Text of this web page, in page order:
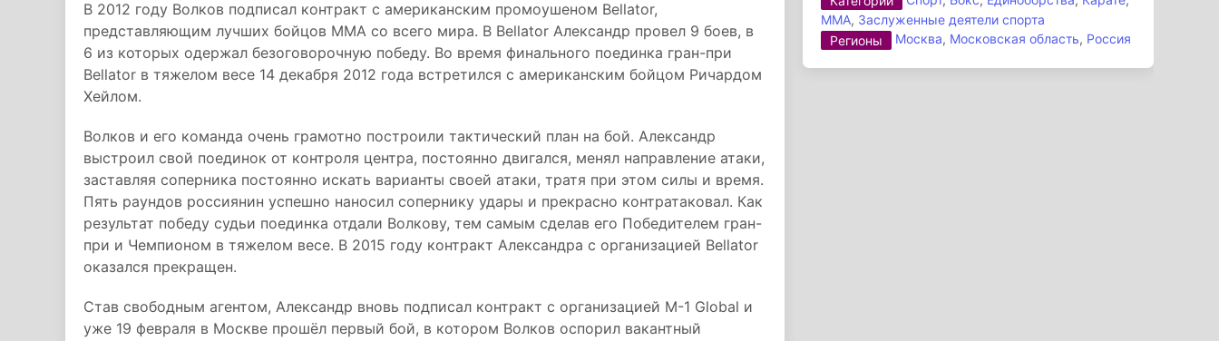
В 2012 году Волков подписал контракт с американским промоушеном Bellator,
представляющим лучших бойцов ММА со всего мира. В Bellator Александр провел 9 боев, в
6 из которых одержал безоговорочную победу. Во время финального поединка гран-при
Bellator в тяжелом весе 14 декабря 2012 года встретился с американским бойцом Ричардом
Хейлом.
Волков и его команда очень грамотно построили тактический план на бой. Александр
выстроил свой поединок от контроля центра, постоянно двигался, менял направление атаки,
заставляя соперника постоянно искать варианты своей атаки, тратя при этом силы и время.
Пять раундов россиянин успешно наносил сопернику удары и прекрасно контратаковал. Как
результат победу судьи поединка отдали Волкову, тем самым сделав его Победителем гран-
при и Чемпионом в тяжелом весе. В 2015 году контракт Александра с организацией Bellator
оказался прекращен.
Став свободным агентом, Александр вновь подписал контракт с организацией М-1 Global и
уже 19 февраля в Москве прошёл первый бой, в котором Волков оспорил вакантный
ММА, Заслуженные деятели спорта
Регионы
Москва, Московская область, Россия